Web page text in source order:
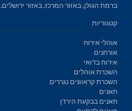
ברמת הגולן, באזור המרכז, באזור ירושלים.
קטגוריות
אוהלי אירוח
אורחנים
אירוח בדואי
השכרת אוהלים
השכרת קראוונים נגררים
חאנים
חאנים בבקעת הירדן